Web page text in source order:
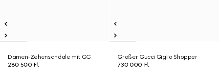
Damen-Zehensandale mit GG
280 500 Ft
Großer Gucci Giglio Shopper
730 000 Ft